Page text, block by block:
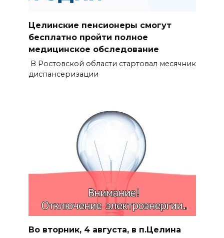
Целинские пенсионеры смогут
бесплатно пройти полное
медицинское обследование
В Ростовской области стартовал месячник
диспансеризации
Во вторник, 4 августа, в п.Целина